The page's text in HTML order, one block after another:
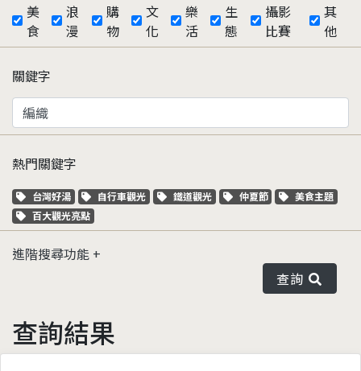
美
食
浪
漫
購
物
文
化
樂
活
生
態
攝影
比賽
其
他
關鍵字
熱門關鍵字
關鍵字標籤
台灣好湯 關鍵字標籤
自行車觀光 關鍵字標籤
鐵道觀光 關鍵字標籤
仲夏節 關鍵字標籤
美食主題
關鍵字標籤
百大觀光亮點
進階搜尋功能
查詢
查詢結果